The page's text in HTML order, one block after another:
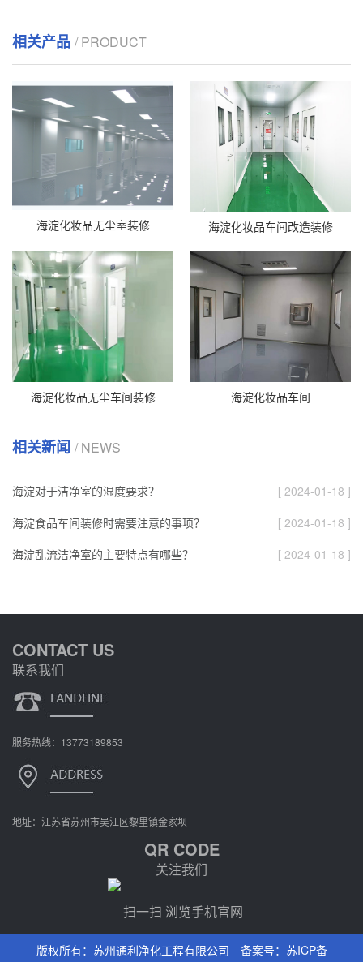
相关产品 / PRODUCT
海淀化妆品无尘室装修 海淀化妆品车间改造装修
海淀化妆品无尘车间装修 海淀化妆品车间
相关新闻 / NEWS
海淀对于洁净室的湿度要求？
[ 2024-01-18 ]
海淀食品车间装修时需要注意的事项？
[ 2024-01-18 ]
海淀乱流洁净室的主要特点有哪些？
[ 2024-01-18 ]
CONTACT US
联系我们
服务热线：13773189853
地址：江苏省苏州市吴江区黎里镇金家坝
QR CODE
关注我们
扫一扫 浏览手机官网
版权所有：苏州通利净化工程有限公司 备案号： 苏ICP备